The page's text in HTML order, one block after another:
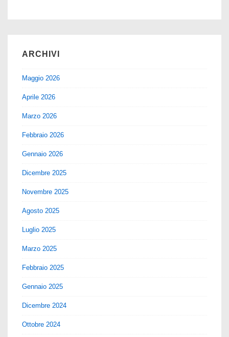
ARCHIVI
Maggio 2026
Aprile 2026
Marzo 2026
Febbraio 2026
Gennaio 2026
Dicembre 2025
Novembre 2025
Agosto 2025
Luglio 2025
Marzo 2025
Febbraio 2025
Gennaio 2025
Dicembre 2024
Ottobre 2024